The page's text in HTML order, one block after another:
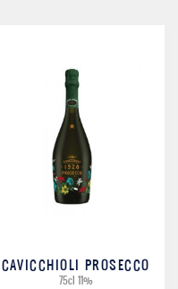
CAVICCHIOLI PROSECCO
75cl 11%